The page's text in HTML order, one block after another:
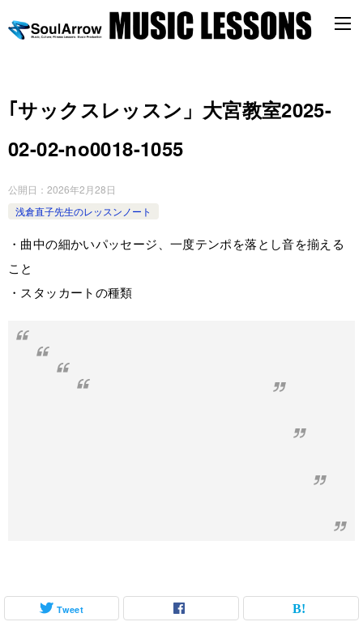
｢サックスレッスン」大宮教室2025-
02-02-­no0018-­1055
公開日： 2026年2月28日
浅倉直子先生のレッスンノート
・曲中の細かいパッセージ、一度テンポを落とし音を揃える
こと
・スタッカートの種類
Tweet